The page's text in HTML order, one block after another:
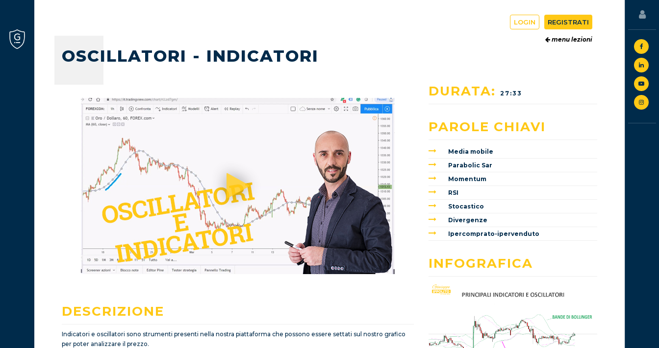
LOGIN REGISTRATI
menu lezioni
OSCILLATORI - INDICATORI
DESCRIZIONE
Indicatori e oscillatori sono strumenti presenti nella nostra piattaforma che possono essere settati sul nostro grafico
per poter analizzare il prezzo.
DURATA: 27:33
PAROLE CHIAVI
Media mobile
Parabolic Sar
Momentum
RSI
Stocastico
Divergenze
Ipercomprato-ipervenduto
INFOGRAFICA